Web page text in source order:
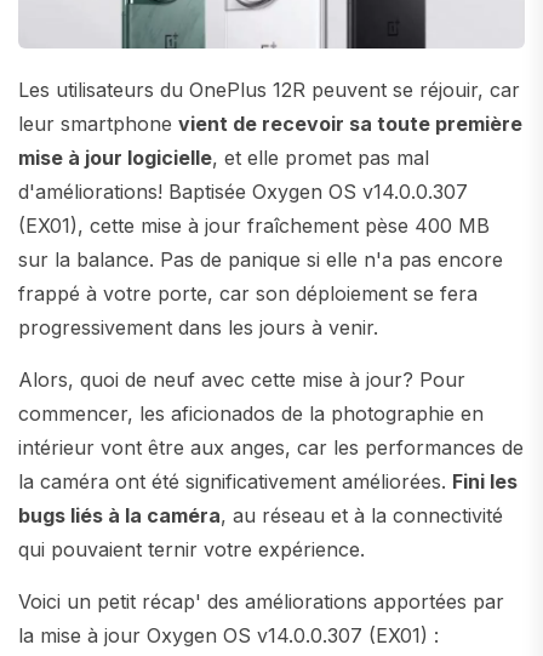
Les utilisateurs du OnePlus 12R peuvent se réjouir, car
leur smartphone vient de recevoir sa toute première
mise à jour logicielle, et elle promet pas mal
d'améliorations! Baptisée Oxygen OS v14.0.0.307
(EX01), cette mise à jour fraîchement pèse 400 MB
sur la balance. Pas de panique si elle n'a pas encore
frappé à votre porte, car son déploiement se fera
progressivement dans les jours à venir.
Alors, quoi de neuf avec cette mise à jour? Pour
commencer, les aficionados de la photographie en
intérieur vont être aux anges, car les performances de
la caméra ont été significativement améliorées. Fini les
bugs liés à la caméra, au réseau et à la connectivité
qui pouvaient ternir votre expérience.
Voici un petit récap' des améliorations apportées par
la mise à jour Oxygen OS v14.0.0.307 (EX01) :